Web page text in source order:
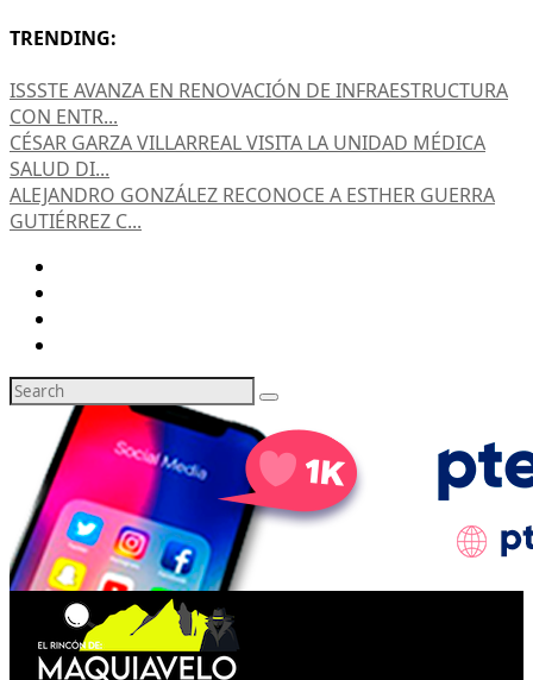
TRENDING:
ISSSTE AVANZA EN RENOVACIÓN DE INFRAESTRUCTURA
CON ENTR...
CÉSAR GARZA VILLARREAL VISITA LA UNIDAD MÉDICA
SALUD DI...
ALEJANDRO GONZÁLEZ RECONOCE A ESTHER GUERRA
GUTIÉRREZ C...